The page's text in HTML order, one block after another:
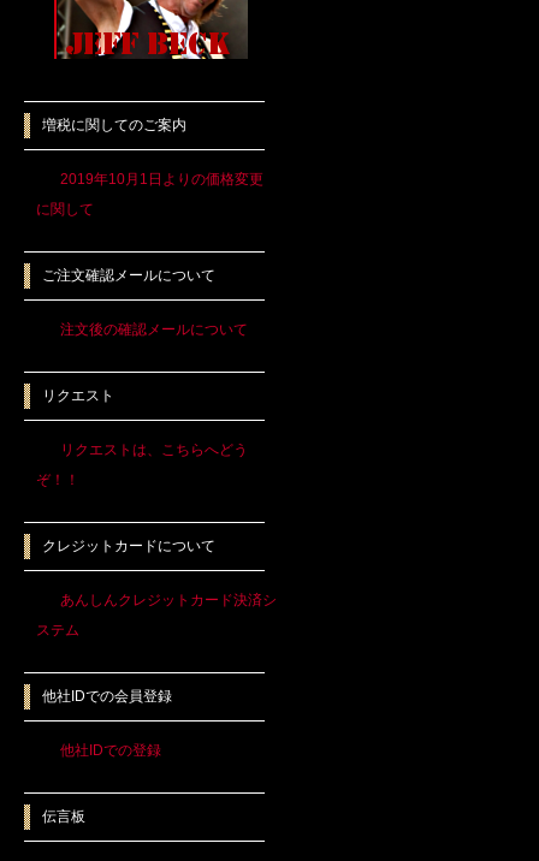
増税に関してのご案内
2019年10月1日よりの価格変更
に関して
ご注文確認メールについて
注文後の確認メールについて
リクエスト
リクエストは、こちらへどう
ぞ！！
クレジットカードについて
あんしんクレジットカード決済シ
ステム
他社IDでの会員登録
他社IDでの登録
伝言板